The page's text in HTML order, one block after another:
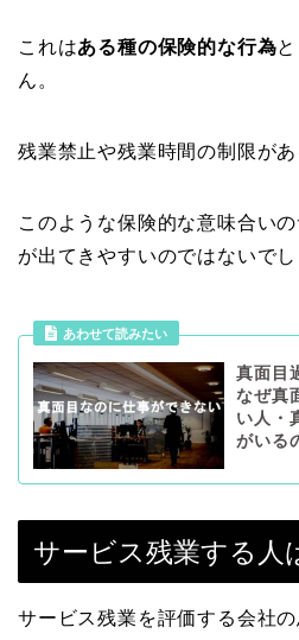
これはある種の保険的な行為
ん。
残業禁止や残業時間の制限があ
このような保険的な意味合い
が出てきやすいのではないでし
あわせて読みたい
真面目
なぜ真
い人・
がいる
サービス残業する人
サービス残業を評価する会社